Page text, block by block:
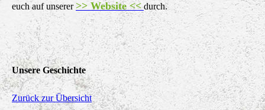
euch auf unserer >> Website << durch.
Unsere Geschichte
Zurück zur Übersicht